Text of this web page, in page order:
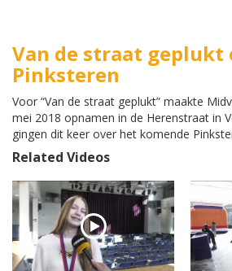
Van de straat geplukt
Pinksteren
Voor “Van de straat geplukt” maakte
mei 2018 opnamen in de Herenstraat in
gingen dit keer over het komende
Related Videos